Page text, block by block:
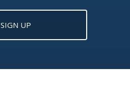
SIGN UP